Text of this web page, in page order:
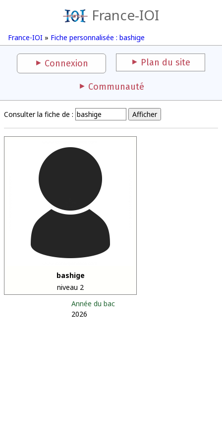
France-IOI
France-IOI » Fiche personnalisée : bashige
Connexion Plan du site
Communauté
Consulter la fiche de :
bashige
niveau 2
Année du bac
2026